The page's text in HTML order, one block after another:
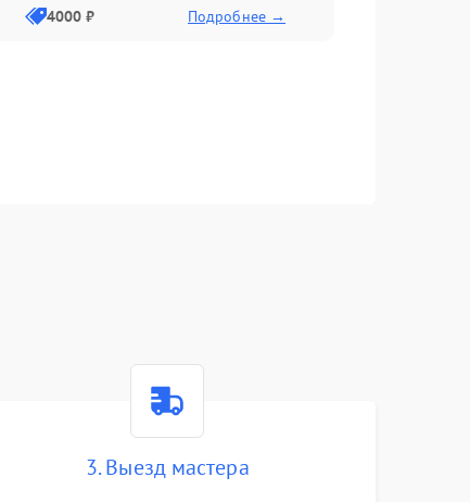
4000 ₽ Подробнее →
3. Выезд мастера